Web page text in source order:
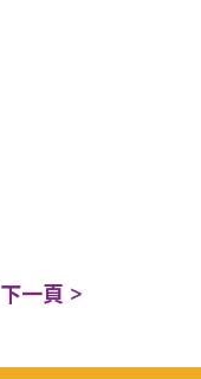
下一頁 >